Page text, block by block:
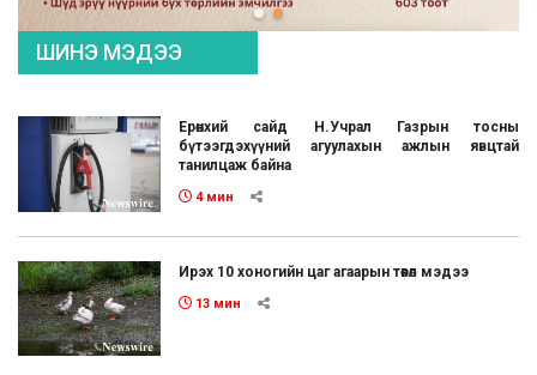
ШИНЭ МЭДЭЭ
Ерөнхий сайд Н.Учрал Газрын тосны
бүтээгдэхүүний агуулахын ажлын явцтай
танилцаж байна
4 мин
Ирэх 10 хоногийн цаг агаарын төвөл мэдээ
13 мин